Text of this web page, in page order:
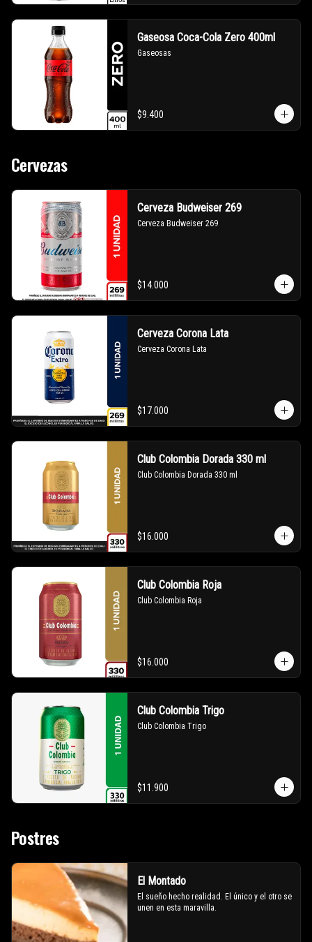
Gaseosa Coca-Cola Zero 400ml
Gaseosas
$9.400
Cervezas
Cerveza Budweiser 269
Cerveza Budweiser 269
$14.000
Cerveza Corona Lata
Cerveza Corona Lata
$17.000
Club Colombia Dorada 330 ml
Club Colombia Dorada 330 ml
$16.000
Club Colombia Roja
Club Colombia Roja
$16.000
Club Colombia Trigo
Club Colombia Trigo
$11.900
Postres
El Montado
El sueño hecho realidad. El único y el otro se
unen en esta maravilla.